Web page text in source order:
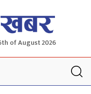
of August 2026